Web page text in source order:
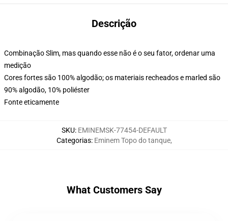
Descrição
Combinação Slim, mas quando esse não é o seu fator, ordenar uma
medição
Cores fortes são 100% algodão; os materiais recheados e marled são
90% algodão, 10% poliéster
Fonte eticamente
SKU: EMINEMSK-77454-DEFAULT
Categorias: Eminem Topo do tanque,
What Customers Say